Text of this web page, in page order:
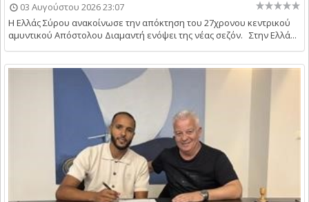
03 Αυγούστου 2026 23:07
Η Ελλάς Σύρου ανακοίνωσε την απόκτηση του 27χρονου κεντρικού
αμυντικού Απόστολου Διαμαντή ενόψει της νέας σεζόν. Στην Ελλά...